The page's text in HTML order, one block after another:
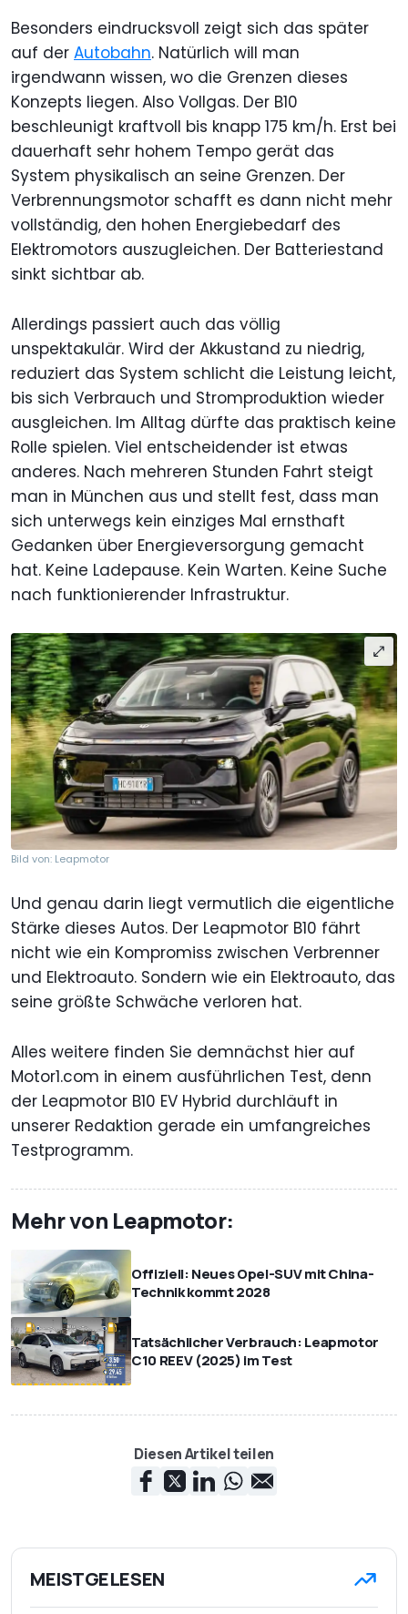
Besonders eindrucksvoll zeigt sich das später
auf der Autobahn. Natürlich will man
irgendwann wissen, wo die Grenzen dieses
Konzepts liegen. Also Vollgas. Der B10
beschleunigt kraftvoll bis knapp 175 km/h. Erst bei
dauerhaft sehr hohem Tempo gerät das
System physikalisch an seine Grenzen. Der
Verbrennungsmotor schafft es dann nicht mehr
vollständig, den hohen Energiebedarf des
Elektromotors auszugleichen. Der Batteriestand
sinkt sichtbar ab.
Allerdings passiert auch das völlig
unspektakulär. Wird der Akkustand zu niedrig,
reduziert das System schlicht die Leistung leicht,
bis sich Verbrauch und Stromproduktion wieder
ausgleichen. Im Alltag dürfte das praktisch keine
Rolle spielen. Viel entscheidender ist etwas
anderes. Nach mehreren Stunden Fahrt steigt
man in München aus und stellt fest, dass man
sich unterwegs kein einziges Mal ernsthaft
Gedanken über Energieversorgung gemacht
hat. Keine Ladepause. Kein Warten. Keine Suche
nach funktionierender Infrastruktur.
Bild von: Leapmotor
Und genau darin liegt vermutlich die eigentliche
Stärke dieses Autos. Der Leapmotor B10 fährt
nicht wie ein Kompromiss zwischen Verbrenner
und Elektroauto. Sondern wie ein Elektroauto, das
seine größte Schwäche verloren hat.
Alles weitere finden Sie demnächst hier auf
Motor1.com in einem ausführlichen Test, denn
der Leapmotor B10 EV Hybrid durchläuft in
unserer Redaktion gerade ein umfangreiches
Testprogramm.
Mehr von Leapmotor:
Offiziell: Neues Opel-SUV mit China-
Technik kommt 2028
Tatsächlicher Verbrauch: Leapmotor
C10 REEV (2025) im Test
Diesen Artikel teilen
MEISTGELESEN